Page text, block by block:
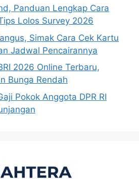
Panduan Lengkap Cara
Lolos Survey 2026
Simak Cara Cek Kartu
Jadwal Pencairannya
2026 Online Terbaru,
Bunga Rendah
Pokok Anggota DPR RI